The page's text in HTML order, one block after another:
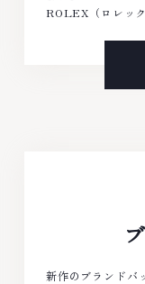
ROLEX（ロレッ
新作のブランドバ